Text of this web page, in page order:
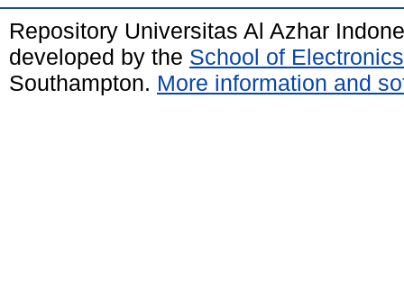
Repository Universitas Al Azhar
developed by the School of
Southampton. More information and